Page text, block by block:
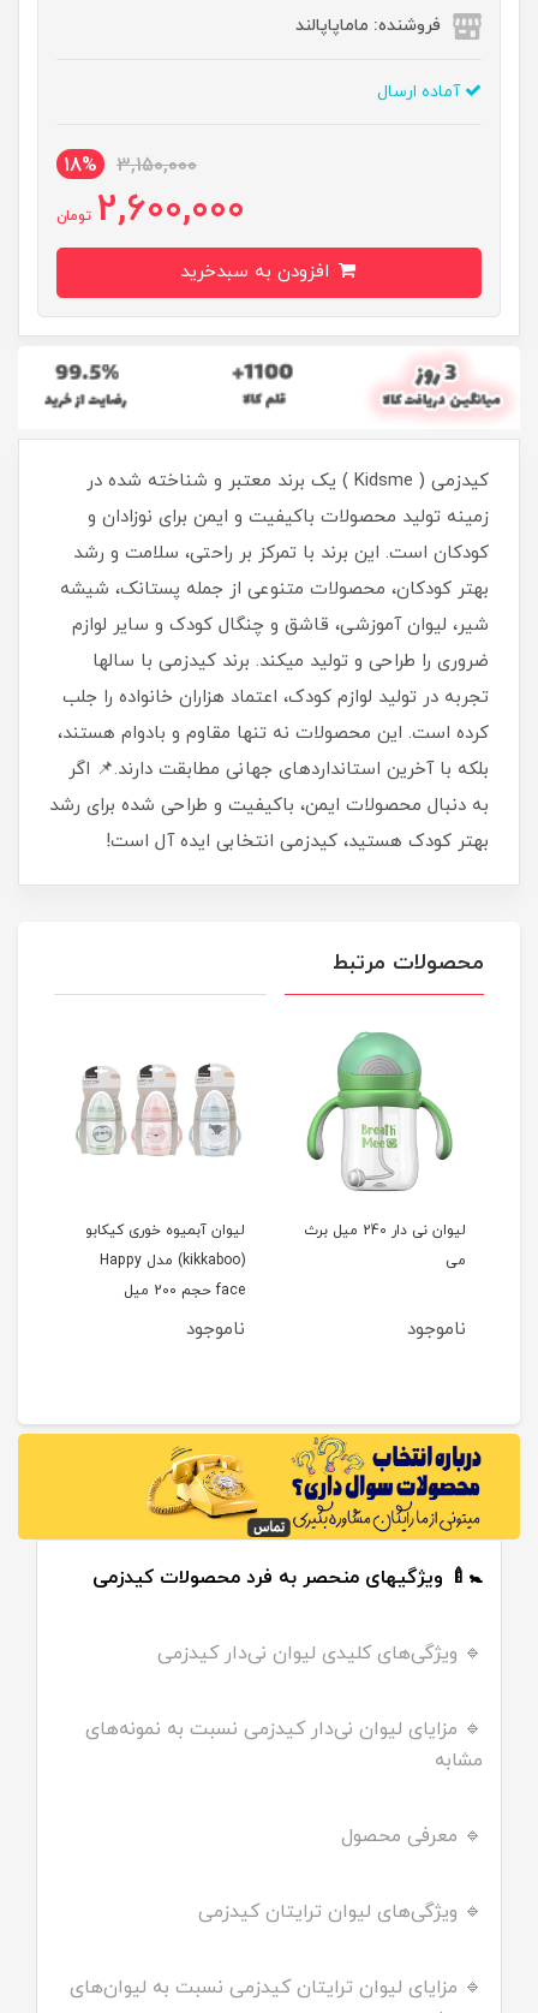
فروشنده: ماماپاپالند
آماده ارسال
3,150,000
18%
2,600,000 تومان
کیدزمی ( Kidsme ) یک برند معتبر و شناخته شده در
زمینه تولید محصولات باکیفیت و ایمن برای نوزادان و
کودکان است. این برند با تمرکز بر راحتی، سلامت و رشد
بهتر کودکان، محصولات متنوعی از جمله پستانک، شیشه
شیر، لیوان آموزشی، قاشق و چنگال کودک و سایر لوازم
ضروری را طراحی و تولید میکند. برند کیدزمی با سالها
تجربه در تولید لوازم کودک، اعتماد هزاران خانواده را جلب
کرده است. این محصولات نه تنها مقاوم و بادوام هستند،
بلکه با آخرین استانداردهای جهانی مطابقت دارند.📌 اگر
به دنبال محصولات ایمن، باکیفیت و طراحی شده برای رشد
بهتر کودک هستید، کیدزمی انتخابی ایده آل است!
محصولات مرتبط
لیوان نی دار 240 میل برث
می
ناموجود
لیوان آبمیوه خوری کیکابو
(kikkaboo) مدل Happy
face حجم 200 میل
ناموجود
🚼🍼 ویژگیهای منحصر به فرد محصولات کیدزمی
🔹 ویژگی‌های کلیدی لیوان نی‌دار کیدزمی
🔹 مزایای لیوان نی‌دار کیدزمی نسبت به نمونه‌های
مشابه
🔹 معرفی محصول
🔹 ویژگی‌های لیوان ترایتان کیدزمی
🔹 مزایای لیوان ترایتان کیدزمی نسبت به لیوان‌های